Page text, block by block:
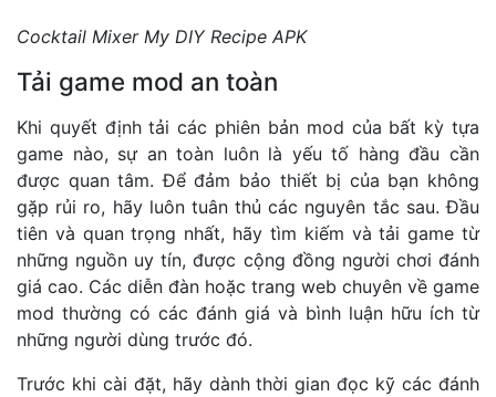
Cocktail Mixer My DIY Recipe APK
Tải game mod an toàn
Khi quyết định tải các phiên bản mod của bất kỳ tựa
game nào, sự an toàn luôn là yếu tố hàng đầu cần
được quan tâm. Để đảm bảo thiết bị của bạn không
gặp rủi ro, hãy luôn tuân thủ các nguyên tắc sau. Đầu
tiên và quan trọng nhất, hãy tìm kiếm và tải game từ
những nguồn uy tín, được cộng đồng người chơi đánh
giá cao. Các diễn đàn hoặc trang web chuyên về game
mod thường có các đánh giá và bình luận hữu ích từ
những người dùng trước đó.
Trước khi cài đặt, hãy dành thời gian đọc kỹ các đánh